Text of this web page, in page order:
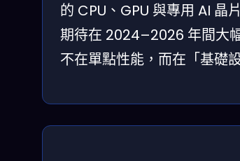
的 CPU、GPU 與專用 AI 晶
期待在 2024–2026 年間大
不在單點性能，而在「基礎